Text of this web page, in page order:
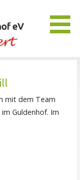
und zu
mit dem Team
Guldenhof. Im